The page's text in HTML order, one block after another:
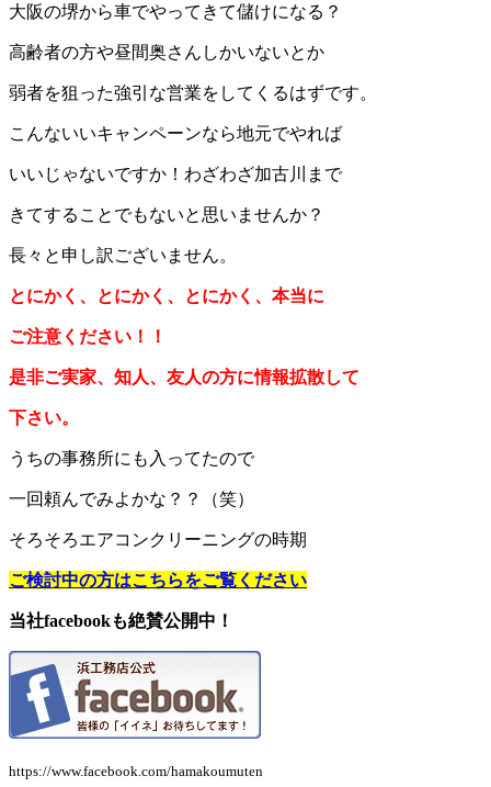
大阪の堺から車でやってきて儲けになる？
高齢者の方や昼間奥さんしかいないとか
弱者を狙った強引な営業をしてくるはずです。
こんないいキャンペーンなら地元でやれば
いいじゃないですか！わざわざ加古川まで
きてすることでもないと思いませんか？
長々と申し訳ございません。
とにかく、とにかく、とにかく、本当に
ご注意ください！！
是非ご実家、知人、友人の方に情報拡散して
下さい。
うちの事務所にも入ってたので
一回頼んでみよかな？？（笑）
そろそろエアコンクリーニングの時期
ご検討中の方はこちらをご覧ください
当社facebookも絶賛公開中！
https://www.facebook.com/hamakoumuten